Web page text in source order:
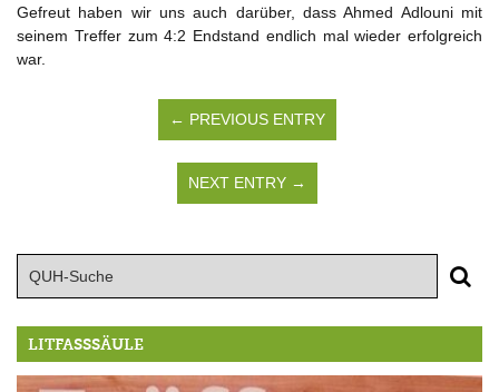
Gefreut haben wir uns auch darüber, dass Ahmed Adlouni mit
seinem Treffer zum 4:2 Endstand endlich mal wieder erfolgreich
war.
← PREVIOUS ENTRY
NEXT ENTRY →
LITFASSSÄULE